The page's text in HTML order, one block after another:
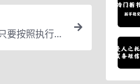
要按照执行就